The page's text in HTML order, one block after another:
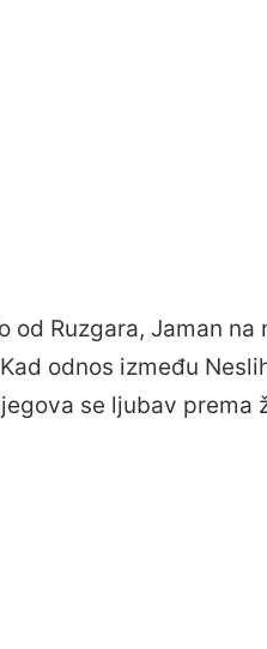
od Ruzgara, Jaman na
odnos između
se ljubav prema